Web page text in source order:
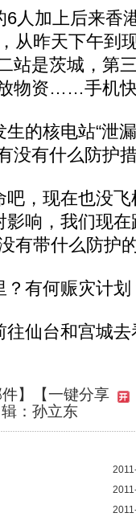
加上后来香
从昨天下午到
站是茨城，第
放物资……手机
的核电站“泄
没有什么防护
，现在也没飞
响，我们现
有带什么防护
有何赈灾计划
仙台和宫城
】
【一键分享
辑：孙立东